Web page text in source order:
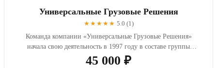
Универсальные Грузовые Решения
★★★★★ 5.0 (1)
Команда компании «Универсальные Грузовые Решения»
начала свою деятельность в 1997 году в составе группы
компаний по пере...
45 000 ₽